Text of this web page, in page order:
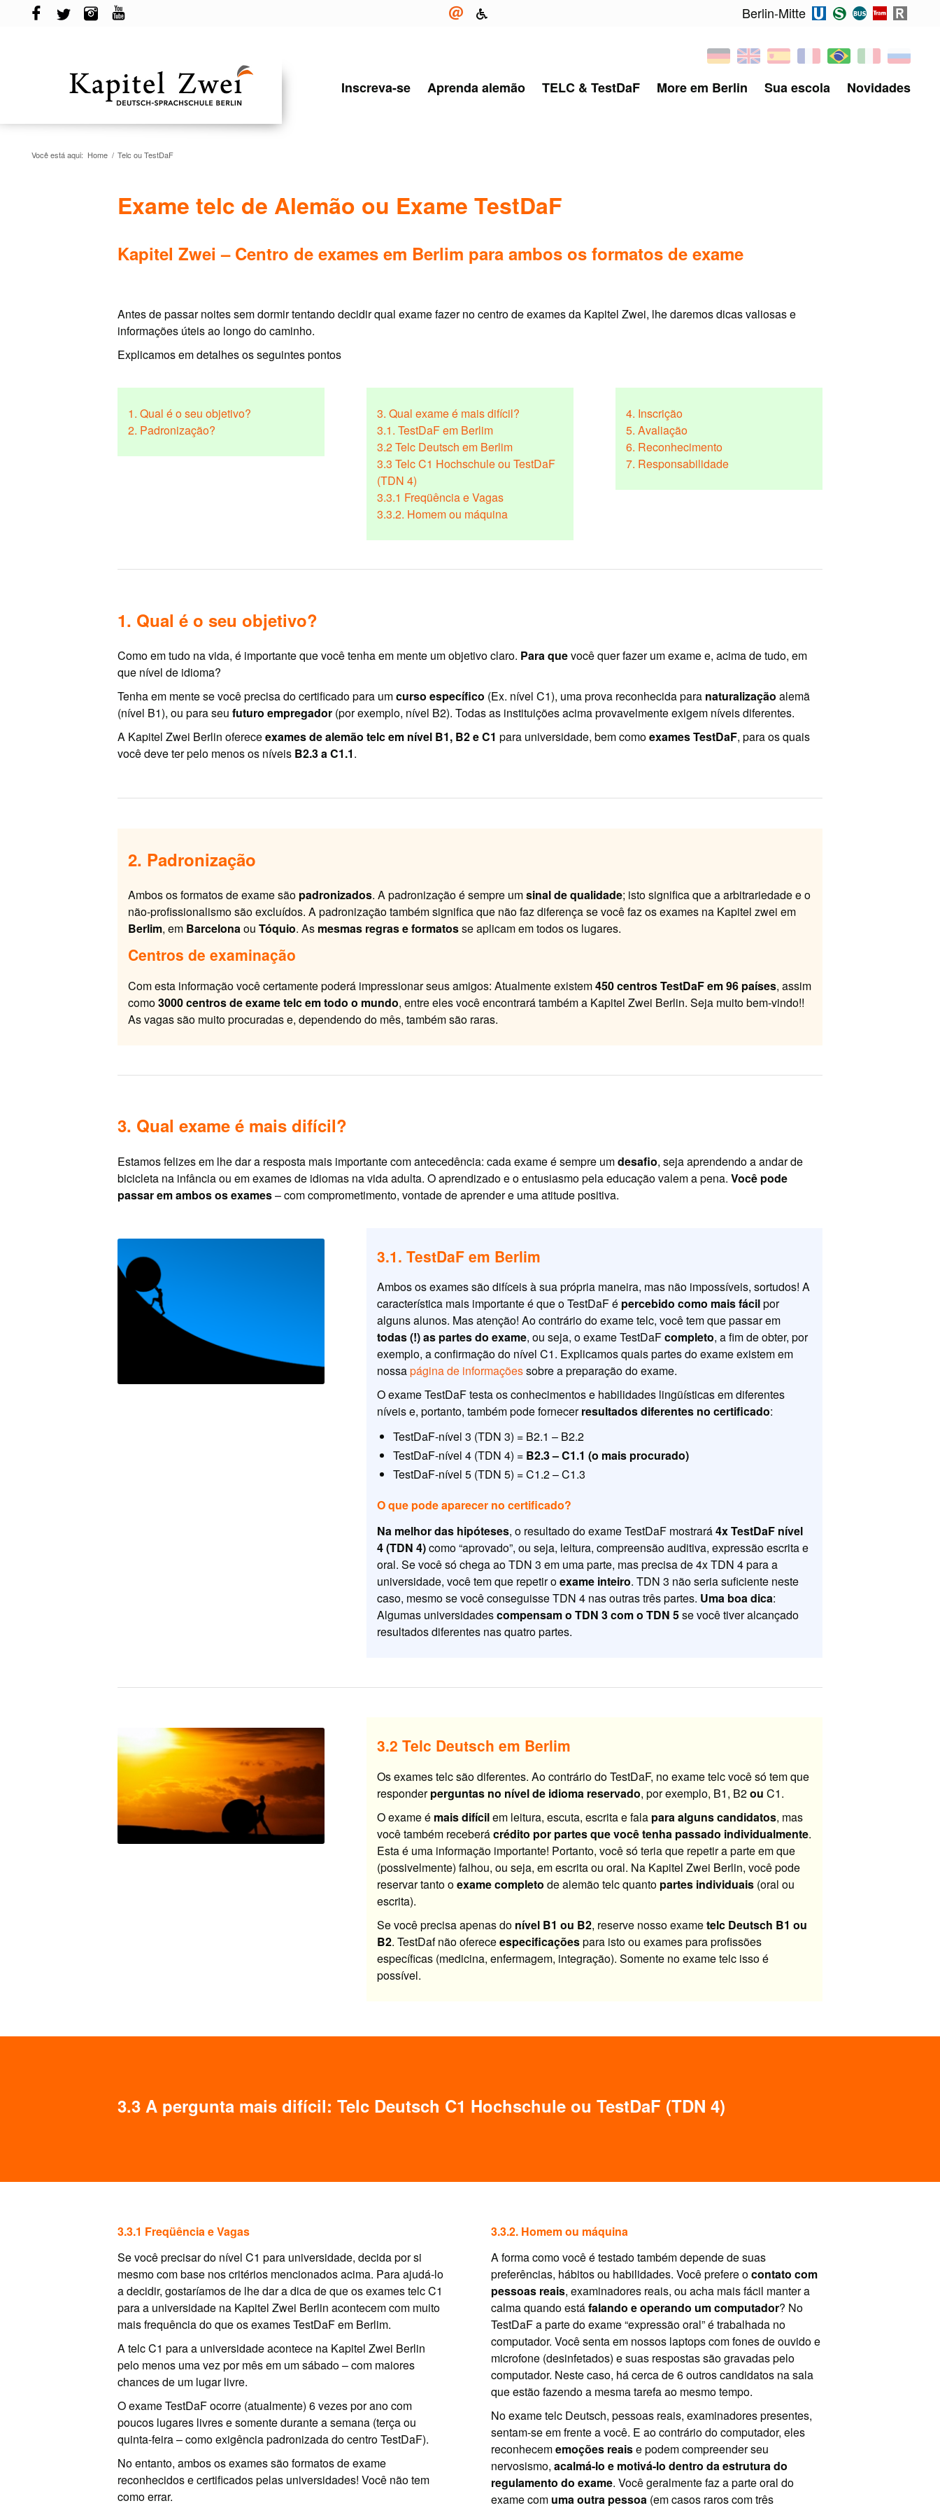
Berlin-Mitte
Inscreva-se Aprenda alemão TELC & TestDaF More em Berlin Sua escola Novidades
Você está aqui: Home / Telc ou TestDaF
Exame telc de Alemão ou Exame TestDaF
Kapitel Zwei – Centro de exames em Berlim para ambos os formatos de exame
Antes de passar noites sem dormir tentando decidir qual exame fazer no centro de exames da Kapitel Zwei, lhe daremos dicas valiosas e
informações úteis ao longo do caminho.
Explicamos em detalhes os seguintes pontos
1. Qual é o seu objetivo?
2. Padronização?
3. Qual exame é mais difícil?
3.1. TestDaF em Berlim
3.2 Telc Deutsch em Berlim
3.3 Telc C1 Hochschule ou TestDaF
(TDN 4)
3.3.1 Freqüência e Vagas
3.3.2. Homem ou máquina
4. Inscrição
5. Avaliação
6. Reconhecimento
7. Responsabilidade
1. Qual é o seu objetivo?
Como em tudo na vida, é importante que você tenha em mente um objetivo claro. Para quevocê quer fazer um exame e, acima de tudo, em
que nível de idioma?
Tenha em mente se você precisa do certificado para umcurso específico (Ex. nível C1), uma prova reconhecida para naturalização alemã
(nível B1), ou para seu futuro empregador (por exemplo, nível B2). Todas as instituições acima provavelmente exigem níveis diferentes.
A Kapitel Zwei Berlin ofereceexames de alemão telc em nível B1, B2 e C1 para universidade, bem comoexames TestDaF, para os quais
você deve ter pelo menos os níveis B2.3 a C1.1.
2. Padronização
Ambos os formatos de exame são padronizados. A padronização é sempre umsinal de qualidade; isto significa que a arbitrariedade e o
não-profissionalismo são excluídos. A padronização também significa que não faz diferença se você faz os exames na Kapitel zwei em
Berlim, em Barcelonaou Tóquio. As mesmas regras e formatosse aplicam em todos os lugares.
Centros de examinação
Com esta informação você certamente poderá impressionar seus amigos: Atualmente existem450 centros TestDaF em 96 países, assim
como3000 centros de exame telc em todo o mundo, entre eles você encontrará também a Kapitel Zwei Berlin. Seja muito bem-vindo!!
As vagas são muito procuradas e, dependendo do mês, também são raras.
3. Qual exame é mais difícil?
Estamos felizes em lhe dar a resposta mais importante com antecedência: cada exame é sempre umdesafio, seja aprendendo a andar de
bicicleta na infância ou em exames de idiomas na vida adulta. O aprendizado e o entusiasmo pela educação valem a pena. Você pode
passar em ambos os exames– com comprometimento, vontade de aprender e uma atitude positiva.
3.1. TestDaF em Berlim
Ambos os exames são difíceis à sua própria maneira, mas não impossíveis, sortudos! A
característica mais importante é que o TestDaF é percebido como mais fácilpor
alguns alunos. Mas atenção! Ao contrário do exame telc, você tem que passar em
todas (!) as partes do exame, ou seja, o exame TestDaFcompleto, a fim de obter, por
exemplo, a confirmação do nível C1. Explicamos quais partes do exame existem em
nossapágina de informaçõessobre a preparação do exame.
O exame TestDaF testa os conhecimentos e habilidades lingüísticas em diferentes
níveis e, portanto, também pode fornecerresultados diferentes no certificado:
TestDaF-nível 3 (TDN 3) = B2.1 – B2.2
TestDaF-nível 4 (TDN 4) = B2.3 – C1.1 (o mais procurado)
TestDaF-nível 5 (TDN 5) = C1.2 – C1.3
O que pode aparecer no certificado?
Na melhor das hipóteses, o resultado do exame TestDaF mostrará4x TestDaF nível
4 (TDN 4)como “aprovado”, ou seja, leitura, compreensão auditiva, expressão escrita e
oral. Se você só chega ao TDN 3 em uma parte, mas precisa de 4x TDN 4 para a
universidade, você tem que repetir oexame inteiro. TDN 3 não seria suficiente neste
caso, mesmo se você conseguisse TDN 4 nas outras três partes. Uma boa dica:
Algumas universidadescompensam o TDN 3 com o TDN 5se você tiver alcançado
resultados diferentes nas quatro partes.
3.2 Telc Deutsch em Berlim
Os exames telc são diferentes. Ao contrário do TestDaF, no exame telc você só tem que
responderperguntas no nível de idioma reservado, por exemplo, B1, B2ou C1.
O exame é mais difícilem leitura, escuta, escrita e fala para alguns candidatos, mas
você também receberácrédito por partes que você tenha passado individualmente.
Esta é uma informação importante! Portanto, você só teria que repetir a parte em que
(possivelmente) falhou, ou seja, em escrita ou oral. Na Kapitel Zwei Berlin, você pode
reservar tanto oexame completo de alemão telc quanto partes individuais (oral ou
escrita).
Se você precisa apenas do nível B1 ou B2, reserve nosso exametelc Deutsch B1 ou
B2. TestDaf não ofereceespecificaçõespara isto ou exames para profissões
específicas (medicina, enfermagem, integração). Somente no exame telc isso é
possível.
3.3 A pergunta mais difícil: Telc Deutsch C1 Hochschule ou TestDaF (TDN 4)
3.3.1 Freqüência e Vagas
Se você precisar do nível C1 para universidade, decida por si
mesmo com base nos critérios mencionados acima. Para ajudá-lo
a decidir, gostaríamos de lhe dar a dica de que os exames telc C1
para a universidade na Kapitel Zwei Berlin acontecem com muito
mais frequência do que os exames TestDaF em Berlim.
A telc C1 para a universidade acontece na Kapitel Zwei Berlin
pelo menos uma vez por mês em um sábado – com maiores
chances de um lugar livre.
O exame TestDaF ocorre (atualmente) 6 vezes por ano com
poucos lugares livres e somente durante a semana (terça ou
quinta-feira – como exigência padronizada do centro TestDaF).
No entanto, ambos os exames são formatos de exame
reconhecidos e certificados pelas universidades! Você não tem
como errar.
3.3.2. Homem ou máquina
A forma como você é testado também depende de suas
preferências, hábitos ou habilidades. Você prefere ocontato com
pessoas reais, examinadores reais, ou acha mais fácil manter a
calma quando estáfalando e operando um computador? No
TestDaF a parte do exame “expressão oral” é trabalhada no
computador. Você senta em nossos laptops com fones de ouvido e
microfone (desinfetados) e suas respostas são gravadas pelo
computador. Neste caso, há cerca de 6 outros candidatos na sala
que estão fazendo a mesma tarefa ao mesmo tempo.
No exame telc Deutsch, pessoas reais, examinadores presentes,
sentam-se em frente a você. E ao contrário do computador, eles
reconhecememoções reaise podem compreender seu
nervosismo,acalmá-lo e motivá-lo dentro da estrutura do
regulamento do exame. Você geralmente faz a parte oral do
exame com uma outra pessoa (em casos raros com três